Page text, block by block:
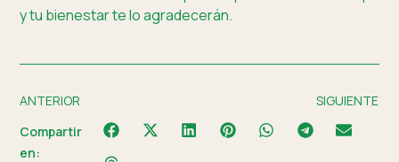
y tu bienestar te lo agradecerán.
ANTERIOR
SIGUIENTE
Compartir
en: